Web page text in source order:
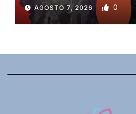
AGOSTO 7, 2026 0